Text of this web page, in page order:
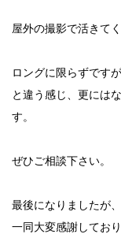
屋外の撮影で活きて
ロングに限らずです
と違う感じ、更には
す。
ぜひご相談下さい。
最後になりましたが
一同大変感謝しており